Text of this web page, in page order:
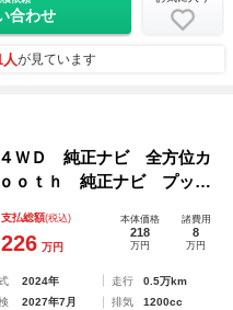
合わせ
人が見ています
ＷＤ 純正ナビ 全方位カ
ｏｔｈ 純正ナビ プッシ
トエアコン スズキセーフ
軽減システム アイドリン
支払総額(税込)
226 万円
本体価格
218
万円
諸費用
8
万円
2024年 走行
0.5万km
2027年7月 排気
1200cc